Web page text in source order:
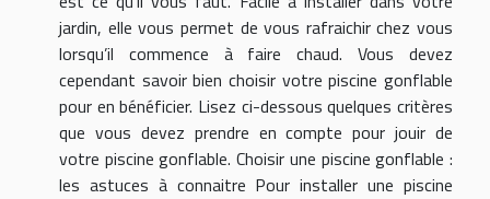
jardin, elle vous permet de vous rafraichir chez vous
lorsqu’il commence à faire chaud. Vous devez
cependant savoir bien choisir votre piscine gonflable
pour en bénéficier. Lisez ci-dessous quelques critères
que vous devez prendre en compte pour jouir de
votre piscine gonflable. Choisir une piscine gonflable :
les astuces à connaitre Pour installer une piscine